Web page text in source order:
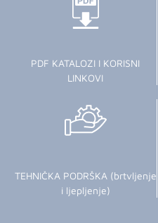
PDF KATALOZI I KORISNI
LINKOVI
TEHNIČKA PODRŠKA (brtvljenje
i ljepljenje)